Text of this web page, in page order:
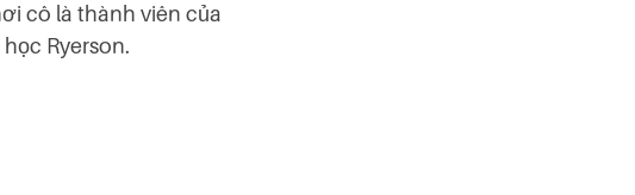
cô là thành viên của
Ryerson.